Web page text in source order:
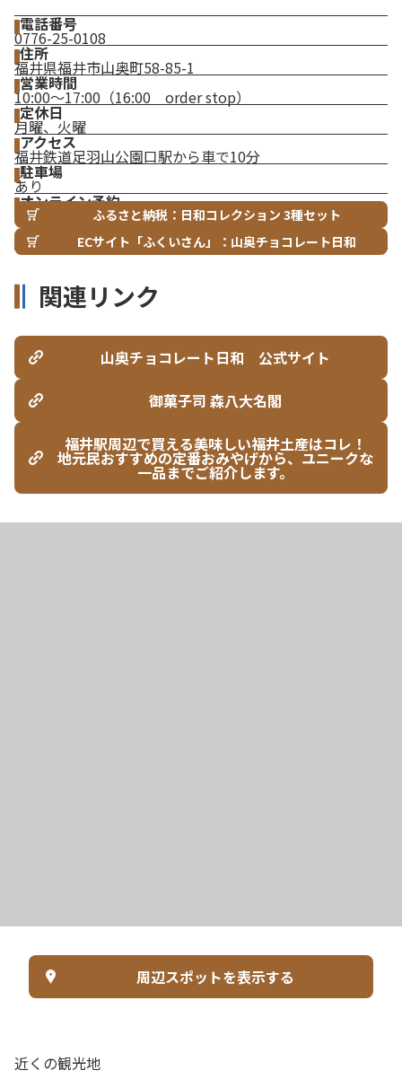
電話番号
0776-25-0108
住所
福井県福井市山奥町58-85-1
営業時間
10:00～17:00（16:00 order stop）
定休日
月曜、火曜
アクセス
福井鉄道足羽山公園口駅から車で10分
駐車場
あり
オンライン予約
ふるさと納税：日和コレクション 3種セット
ECサイト「ふくいさん」：山奥チョコレート日和
関連リンク
山奥チョコレート日和 公式サイト
御菓子司 森八大名閣
福井駅周辺で買える美味しい福井土産はコレ！
地元民おすすめの定番おみやげから、ユニークな
一品までご紹介します。
周辺スポットを表示する
近くの観光地